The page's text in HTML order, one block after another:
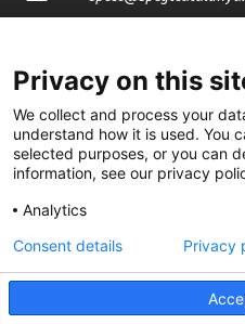
@CGTCatalunya
cgtcatalunya
cgtcatalunya
Privacy on this
We collect and process your
understand how it is used. You
selected purposes, or you can
information, see our privacy
Analytics
Consent details Privacy